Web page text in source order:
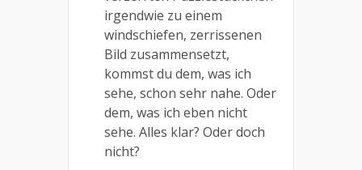
irgendwie zu einem
windschiefen, zerrissenen
Bild zusammensetzt,
kommst du dem, was ich
sehe, schon sehr nahe. Oder
dem, was ich eben nicht
sehe. Alles klar? Oder doch
nicht?